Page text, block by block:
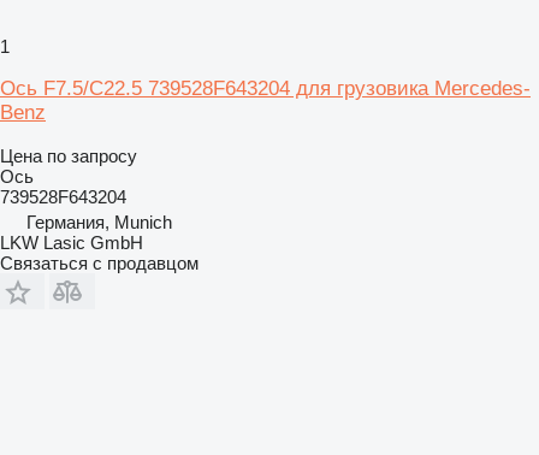
1
Ось F7.5/C22.5 739528F643204 для грузовика Mercedes-
Benz
Цена по запросу
Ось
739528F643204
Германия, Munich
LKW Lasic GmbH
Связаться с продавцом